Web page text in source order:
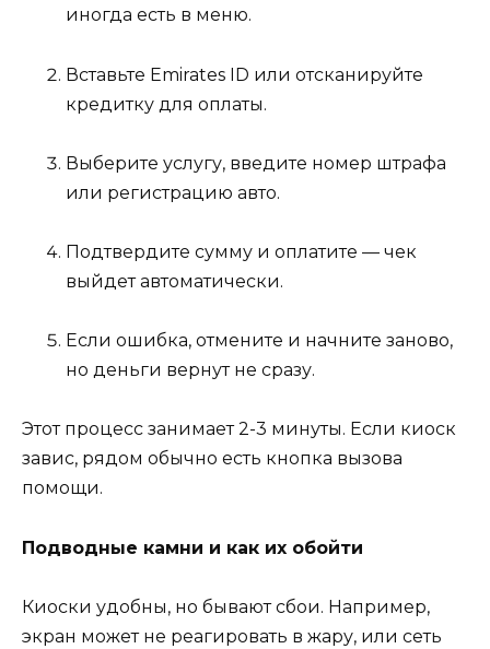
иногда есть в меню.
Вставьте Emirates ID или отсканируйте
кредитку для оплаты.
Выберите услугу, введите номер штрафа
или регистрацию авто.
Подтвердите сумму и оплатите — чек
выйдет автоматически.
Если ошибка, отмените и начните заново,
но деньги вернут не сразу.
Этот процесс занимает 2-3 минуты. Если киоск
завис, рядом обычно есть кнопка вызова
помощи.
Подводные камни и как их обойти
Киоски удобны, но бывают сбои. Например,
экран может не реагировать в жару, или сеть